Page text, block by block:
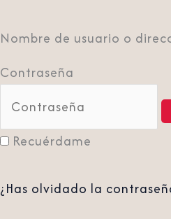
Nombre de usuario o
Contraseña
Recuérdame
¿Has olvidado la